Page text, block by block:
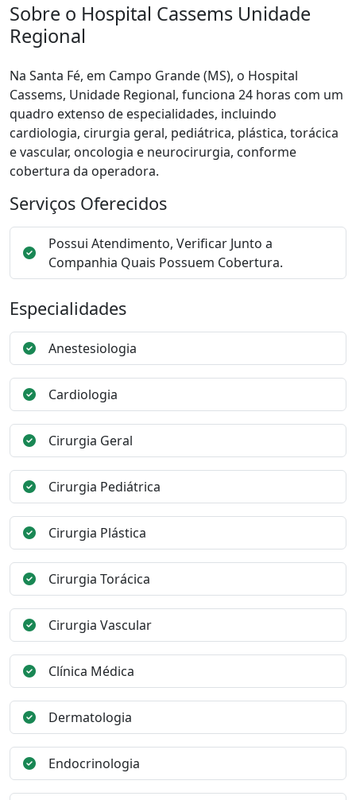
Sobre o Hospital Cassems Unidade
Regional
Na Santa Fé, em Campo Grande (MS), o Hospital
Cassems, Unidade Regional, funciona 24 horas com um
quadro extenso de especialidades, incluindo
cardiologia, cirurgia geral, pediátrica, plástica, torácica
e vascular, oncologia e neurocirurgia, conforme
cobertura da operadora.
Serviços Oferecidos
Possui Atendimento, Verificar Junto a
Companhia Quais Possuem Cobertura.
Especialidades
Anestesiologia
Cardiologia
Cirurgia Geral
Cirurgia Pediátrica
Cirurgia Plástica
Cirurgia Torácica
Cirurgia Vascular
Clínica Médica
Dermatologia
Endocrinologia